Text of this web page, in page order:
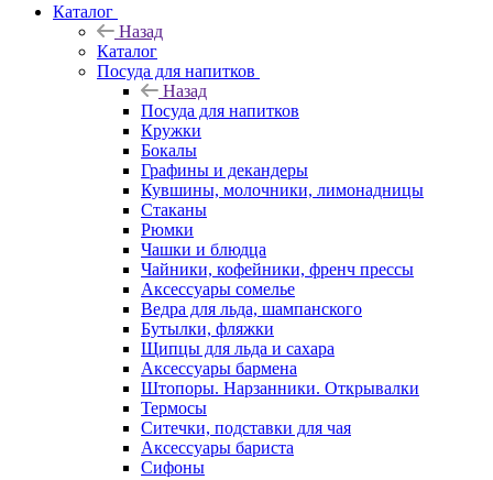
Каталог
Назад
Каталог
Посуда для напитков
Назад
Посуда для напитков
Кружки
Бокалы
Графины и декандеры
Кувшины, молочники, лимонадницы
Стаканы
Рюмки
Чашки и блюдца
Чайники, кофейники, френч прессы
Аксессуары сомелье
Ведра для льда, шампанского
Бутылки, фляжки
Щипцы для льда и сахара
Аксессуары бармена
Штопоры. Нарзанники. Открывалки
Термосы
Ситечки, подставки для чая
Аксессуары бариста
Сифоны